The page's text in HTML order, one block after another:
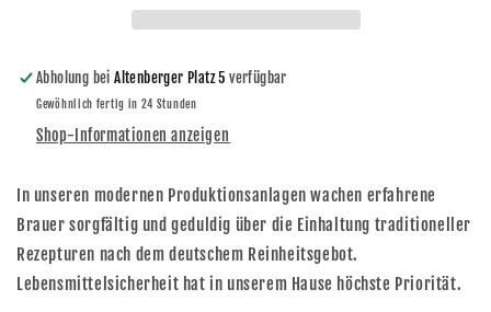
Abholung beiAltenberger Platz 5 verfügbar
Gewöhnlich fertig in 24 Stunden
Shop-Informationen anzeigen
In unseren modernen Produktionsanlagen wachen erfahrene
Brauer sorgfältig und geduldig über die Einhaltung traditioneller
Rezepturen nach dem deutschem Reinheitsgebot.
Lebensmittelsicherheit hat in unserem Hause höchste Priorität.